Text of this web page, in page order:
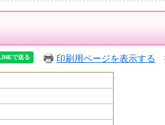
印刷用ページを表示する